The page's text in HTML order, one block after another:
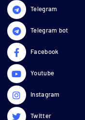
Telegram
Telegram bot
Facebook
Youtube
Instagram
Twitter